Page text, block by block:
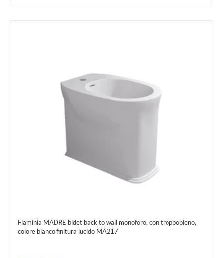
Flaminia MADRE bidet back to wall monoforo, con troppopieno,
colore bianco finitura lucido MA217